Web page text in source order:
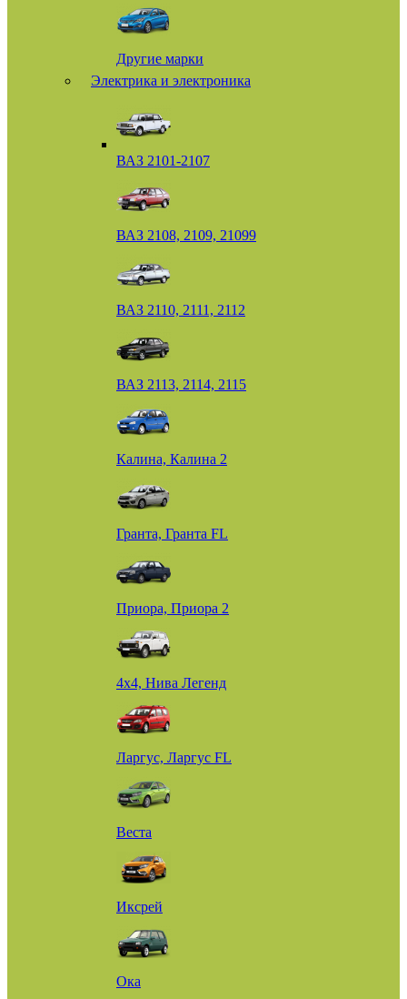
Другие марки
Электрика и электроника
ВАЗ 2101-2107
ВАЗ 2108, 2109, 21099
ВАЗ 2110, 2111, 2112
ВАЗ 2113, 2114, 2115
Калина, Калина 2
Гранта, Гранта FL
Приора, Приора 2
4х4, Нива Легенд
Ларгус, Ларгус FL
Веста
Иксрей
Ока